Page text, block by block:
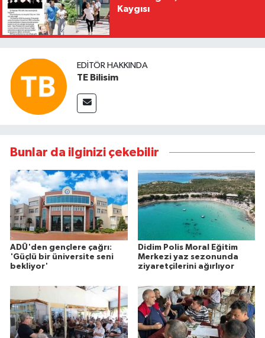
Kaygısı
EDITÖR HAKKINDA
TE Bilisim
Bunlar da ilginizi çekebilir
ADÜ'den gençlere çağrı:
'Güçlü bir üniversite seni
bekliyor'
Didim Polis Moral Eğitim
Merkezi yaz sezonunda
ziyaretçilerini ağırlıyor